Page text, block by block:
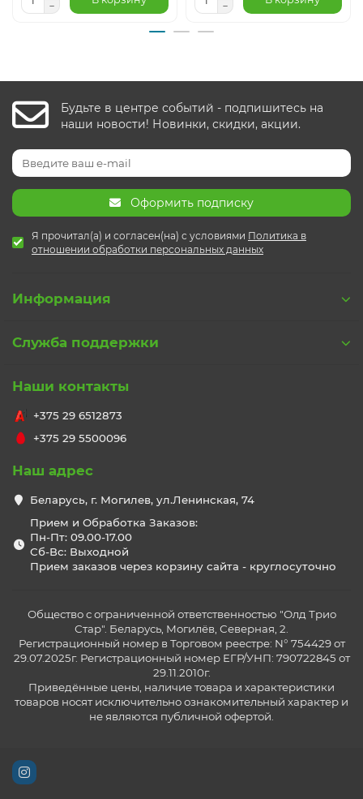
Будьте в центре событий - подпишитесь на
наши новости! Новинки, скидки, акции.
Оформить подписку
Я прочитал(а) и согласен(на) с условиями Политика в
отношении обработки персональных данных
Информация
Служба поддержки
Наши контакты
+375 29 6512873
+375 29 5500096
Наш адрес
Беларусь, г. Могилев, ул.Ленинская, 74
Прием и Обработка Заказов:
Пн-Пт: 09.00-17.00
Сб-Вс: Выходной
Прием заказов через корзину сайта - круглосуточно
Общество с ограниченной ответственностью "Олд Трио
Стар". Беларусь, Могилёв, Северная, 2.
Регистрационный номер в Торговом реестре: N° 754429 от
29.07.2025г. Регистрационный номер ЕГР/УНП: 790722845 от
29.11.2010г.
Приведённые цены, наличие товара и характеристики
товаров носят исключительно ознакомительный характер и
не являются публичной офертой.